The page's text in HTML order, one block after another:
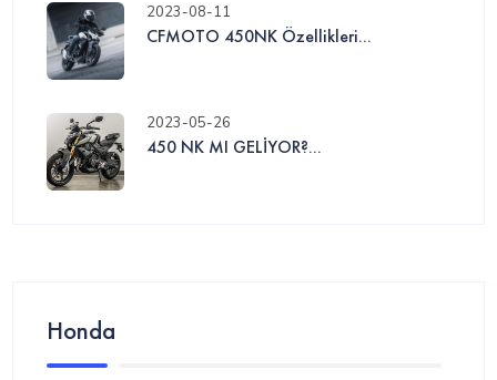
2023-08-11
CFMOTO 450NK Özellikleri...
2023-05-26
450 NK MI GELİYOR?...
Honda